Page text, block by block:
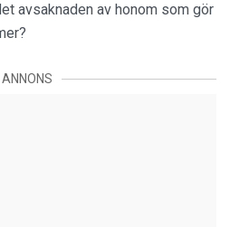
avsaknaden av honom som gör
ANNONS